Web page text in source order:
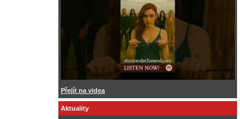
Přejít na videa
Aktuality